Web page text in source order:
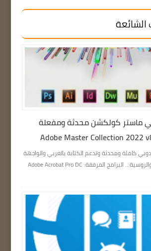
الشائعة
ماستر كولكشن محدثة ومفعلة
كاملة ومحدثة وتدعم الكتابة بالعربي والواجهة
في لغتين الانجليزية والروسية… البرامج المرفقة: Adobe Acrobat Pro DC